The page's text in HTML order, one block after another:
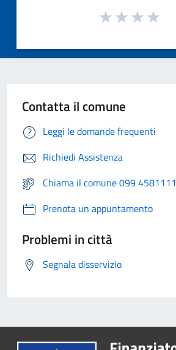
Contatta il comune
Leggi le domande frequenti
Richiedi Assistenza
Chiama il comune 099 4581111
Prenota un appuntamento
Problemi in città
Segnala disservizio